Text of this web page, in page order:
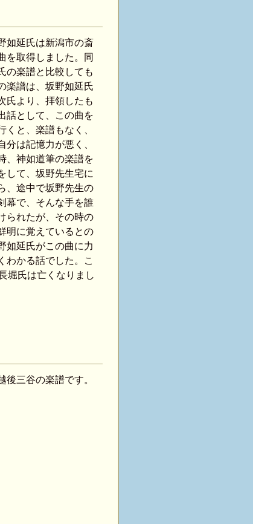
如延氏は新潟市の斎
を取得しました。同
の楽譜と比較しても
楽譜は、坂野如延氏
氏より、拝領したも
話として、この曲を
くと、楽譜もなく、
分は記憶力が悪く、
、神如道筆の楽譜を
して、坂野先生宅に
、途中で坂野先生の
幕で、そんな手を誰
られたが、その時の
明に覚えているとの
如延氏がこの曲に力
わかる話でした。こ
堀氏は亡くなりまし
後三谷の楽譜です。